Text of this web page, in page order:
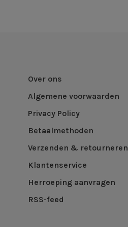
Over ons
Algemene voorwaarden
Privacy Policy
Betaalmethoden
Verzenden & retourneren
Klantenservice
Herroeping aanvragen
RSS-feed